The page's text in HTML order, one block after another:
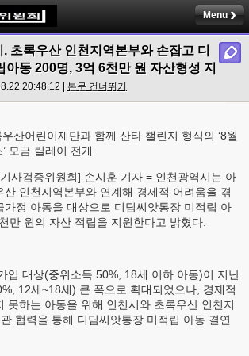
Menu
, 초록우산 인천지역본부와 손잡고 디
아동 200명, 3억 6천만 원 자산형성 지
20:48:12 | 본문 건너뛰기
산어린이재단과 함께 산타 챌린지 형식의 ‘8월
모금 릴레이 전개
사검증위원회] 손시훈 기자 = 인천광역시는 아
산 인천지역본부와 연계해 경제적 어려움을 겪
가정 아동을 대상으로 디딤씨앗통장 미적립 아
만 원의 자산 적립을 지원한다고 밝혔다.
입 대상(중위소득 50%, 18세 이하 아동)이 지난
12세~18세) 큰 폭으로 확대되었으나, 경제적
못하는 아동을 위해 인천시와 초록우산 인천지
협력을 통해 디딤씨앗통장 미적립 아동 결연